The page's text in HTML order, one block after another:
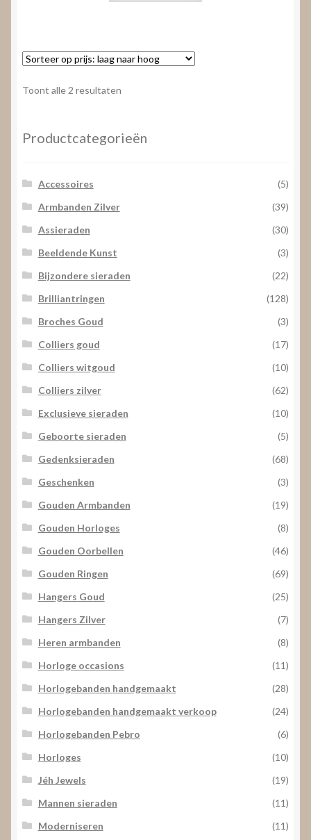
Toont alle 2 resultaten
laag
Productcategorieën
Accessoires
(5)
Armbanden Zilver
(39)
Assieraden
(30)
Beeldende Kunst
(3)
Bijzondere sieraden
(22)
Brilliantringen
(128)
Broches Goud
(3)
Colliers goud
(17)
Colliers witgoud
(10)
Colliers zilver
(62)
Exclusieve sieraden
(10)
Geboorte sieraden
(5)
Gedenksieraden
(68)
Geschenken
(3)
Gouden Armbanden
(19)
Gouden Horloges
(8)
Gouden Oorbellen
(46)
Gouden Ringen
(69)
Hangers Goud
(25)
Hangers Zilver
(7)
Heren armbanden
(8)
Horloge occasions
(11)
Horlogebanden handgemaakt
(28)
Horlogebanden handgemaakt verkoop
(24)
Horlogebanden Pebro
(6)
Horloges
(10)
Jéh Jewels
(19)
Mannen sieraden
(11)
Moderniseren
(11)